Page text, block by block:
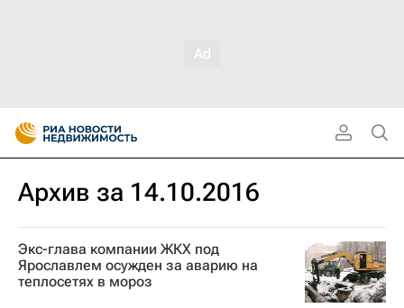
Архив за 14.10.2016
Экс-глава компании ЖКХ под
Ярославлем осужден за аварию на
теплосетях в мороз